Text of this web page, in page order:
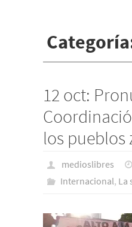
12 oct:
los pueblos
medioslibres
Internacional, La